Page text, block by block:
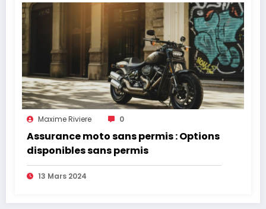
Maxime Riviere 0
Assurance moto sans permis : Options
disponibles sans permis
13 Mars 2024